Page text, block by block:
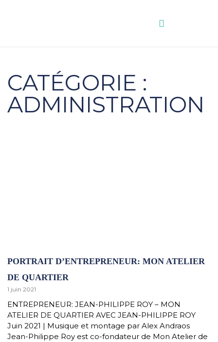
CATÉGORIE :
ADMINISTRATION
PORTRAIT D’ENTREPRENEUR: MON ATELIER
DE QUARTIER
1 juin 2021
ENTREPRENEUR: JEAN-PHILIPPE ROY – MON
ATELIER DE QUARTIER AVEC JEAN-PHILIPPE ROY
Juin 2021 | Musique et montage par Alex Andraos
Jean-Philippe Roy est co-fondateur de Mon Atelier de